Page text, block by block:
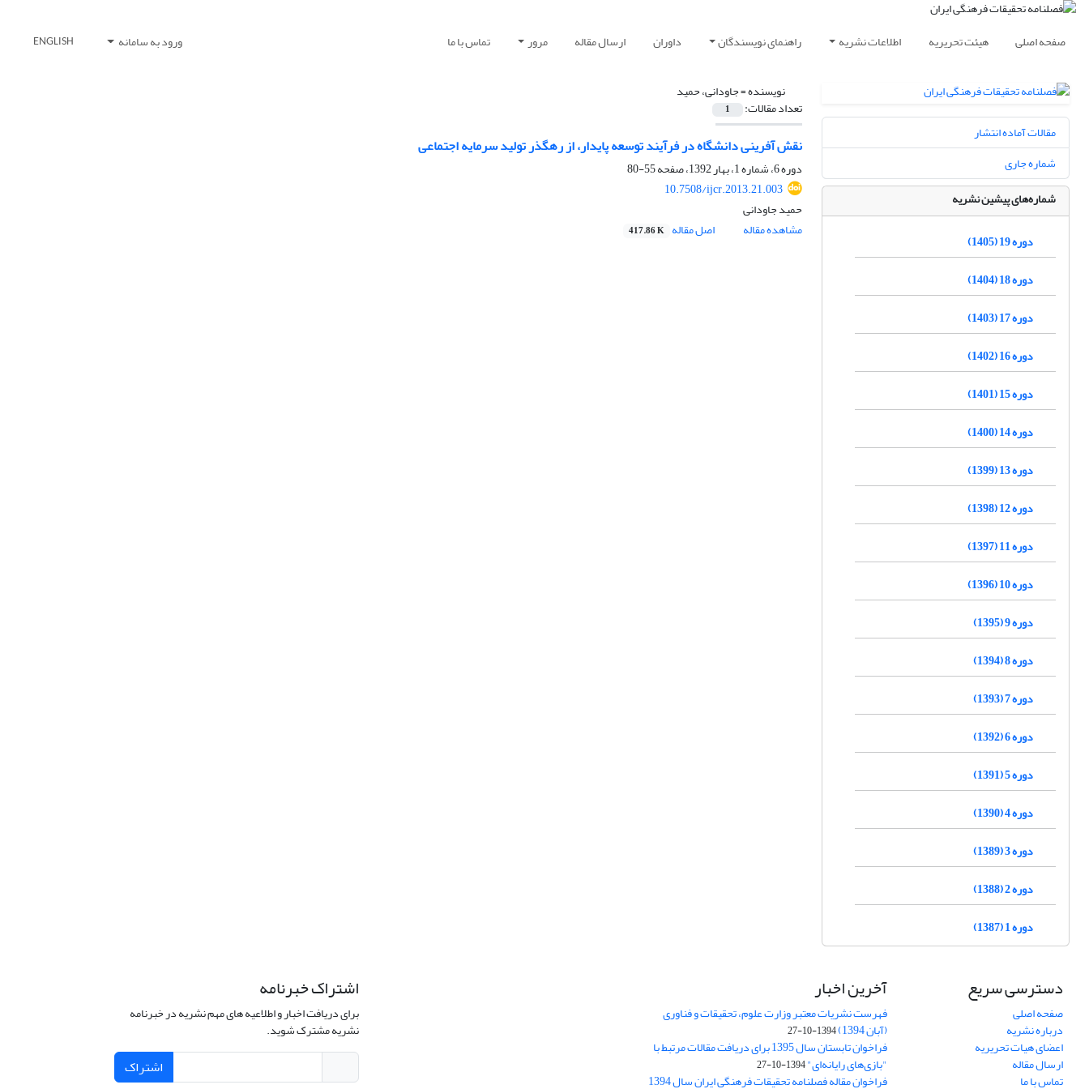
صفحه اصلی هیئت تحریریه اطلاعات نشریه راهنمای نویسندگان داوران ارسال مقاله مرور تماس با ما ورود به سامانه ENGLISH
نویسنده =جاودانی، حمید
تعداد مقالات: 1
نقش آفرینی دانشگاه در فرآیند توسعه پایدار، از رهگذر تولید سرمایه اجتماعی
دوره 6، شماره 1، بهار 1392، صفحه
55-80
10.7508/ijcr.2013.21.003
حمید جاودانی
مشاهده مقاله
اصل مقاله 417.86 K
مقالات آماده انتشار
شماره جاری
شماره‌های پیشین نشریه
دوره 19 (1405)
دوره 18 (1404)
دوره 17 (1403)
دوره 16 (1402)
دوره 15 (1401)
دوره 14 (1400)
دوره 13 (1399)
دوره 12 (1398)
دوره 11 (1397)
دوره 10 (1396)
دوره 9 (1395)
دوره 8 (1394)
دوره 7 (1393)
دوره 6 (1392)
دوره 5 (1391)
دوره 4 (1390)
دوره 3 (1389)
دوره 2 (1388)
دوره 1 (1387)
دسترسی سریع
صفحه اصلی
درباره نشریه
اعضای هیات تحریریه
ارسال مقاله
تماس با ما
آخرین اخبار
فهرست نشریات معتبر وزارت علوم، تحقیقات و فناوری
(آبان 1394) 1394-10-27
فراخوان تابستان سال 1395 برای دریافت مقالات مرتبط با
"بازی‌های رایانه‌ای"1394-10-27
فراخوان مقاله فصلنامه تحقیقات فرهنگی ایران سال 1394
اشتراک خبرنامه
برای دریافت اخبار و اطلاعیه های مهم نشریه در خبرنامه
نشریه مشترک شوید.
اشتراک